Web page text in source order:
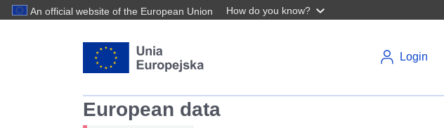
An official website of the European Union How do you know?
Login
European data